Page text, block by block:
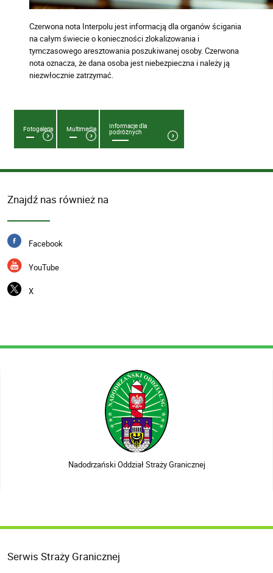
Czerwona nota Interpolu jest informacją dla organów ścigania
na całym świecie o konieczności zlokalizowania i
tymczasowego aresztowania poszukiwanej osoby. Czerwona
nota oznacza, że dana osoba jest niebezpieczna i należy ją
niezwłocznie zatrzymać.
Fotogaleria Multimedia Informacje dla
podróżnych
Znajdź nas również na
Facebook
YouTube
X
Nadodrzański Oddział Straży Granicznej
Serwis Straży Granicznej